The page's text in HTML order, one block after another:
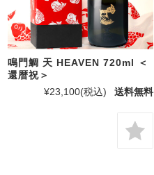
鳴門鯛 天 HEAVEN 720ml ＜
還暦祝＞
¥23,100(税込) 送料無料